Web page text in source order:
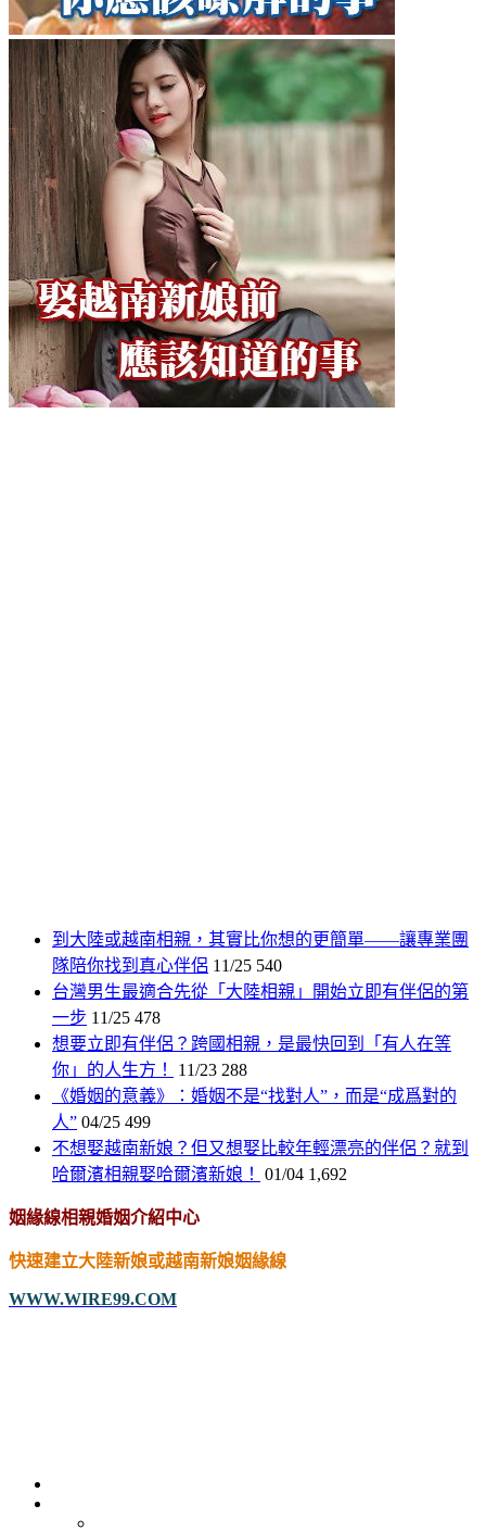
到大陸或越南相親，其實比你想的更簡單——讓專業團
隊陪你找到真心伴侶 11/25 540
台灣男生最適合先從「大陸相親」開始立即有伴侶的第
一步 11/25 478
想要立即有伴侶？跨國相親，是最快回到「有人在等
你」的人生方！
11/23 288
《婚姻的意義》：婚姻不是“找對人”，而是“成爲對的
人” 04/25 499
不想娶越南新娘？但又想娶比較年輕漂亮的伴侶？就到
哈爾濱相親娶哈爾濱新娘！
01/04 1,692
姻緣線相親婚姻介紹中心
快速建立大陸新娘或越南新娘姻緣線
WWW.WIRE99.COM